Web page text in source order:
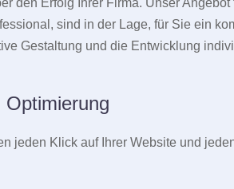
den Erfolg Ihrer Firma. Unser
sind in der Lage, für Sie ein
Gestaltung und die Entwicklung
Optimierung
jeden Klick auf Ihrer Website und